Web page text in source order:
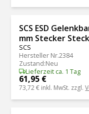
SCS ESD
mm Stecker
SCS
Hersteller Nr.2384
Zustand:Neu
Lieferzeit ca. 1 Tag
61,95 €
73,72 € inkl. MwSt. zzgl.